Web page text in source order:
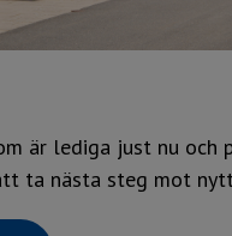
är lediga just nu och
ta nästa steg mot